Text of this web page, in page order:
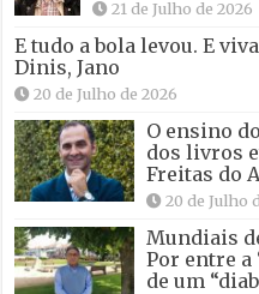
21 de Julho de 2026
E tudo a bola levou. E
Dinis, Jano
20 de Julho de 2026
O ensino
dos livros
Freitas do
20 de Julho
Mundiais
Por entre a
de um